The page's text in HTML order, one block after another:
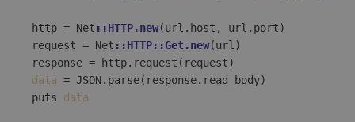
http = Net ::HTTP.new(url.host, url.port)
request = Net ::HTTP::Get.new(url)
data = JSON.parse(response.read_body)
puts data